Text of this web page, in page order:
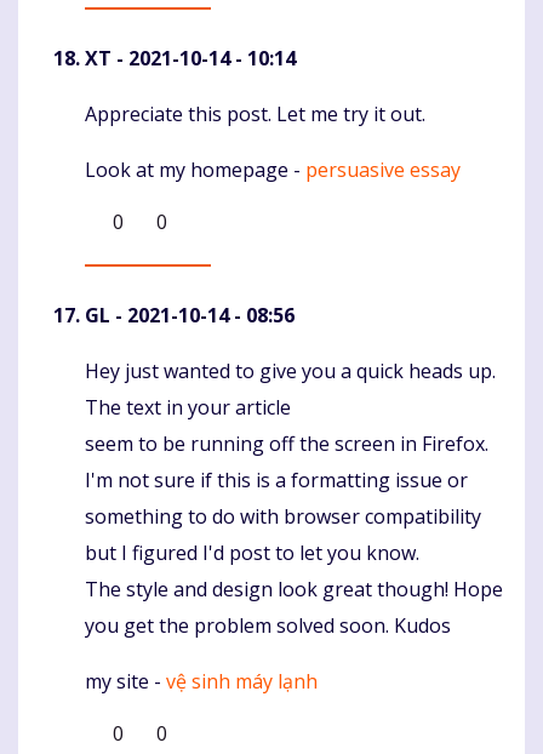
XT - 2021-10-14 - 10:14
Komentaras
Appreciate this post. Let me try it out.
Look at my homepage - persuasive essay
0
0
GL - 2021-10-14 - 08:56
Komentaras
Hey just wanted to give you a quick heads up.
The text in your article
seem to be running off the screen in Firefox.
I'm not sure if this is a formatting issue or
something to do with browser compatibility
but I figured I'd post to let you know.
The style and design look great though! Hope
you get the problem solved soon. Kudos
my site - vệ sinh máy lạnh
0
0